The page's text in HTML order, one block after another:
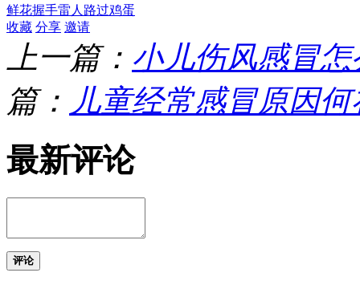
鲜花握手雷人 路过鸡蛋
收藏 分享 邀请
上一篇： 小儿伤风感冒
篇： 儿童经常感冒原因
最新评论
评论